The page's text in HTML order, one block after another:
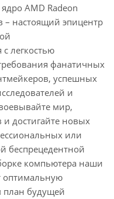
AMD Radeon
– настоящий эпицентр
легкостью
фанатичных
успешных
и
мир,
и достигайте новых
или
беспрецедентной
компьютера наши
оптимальную
план будущей